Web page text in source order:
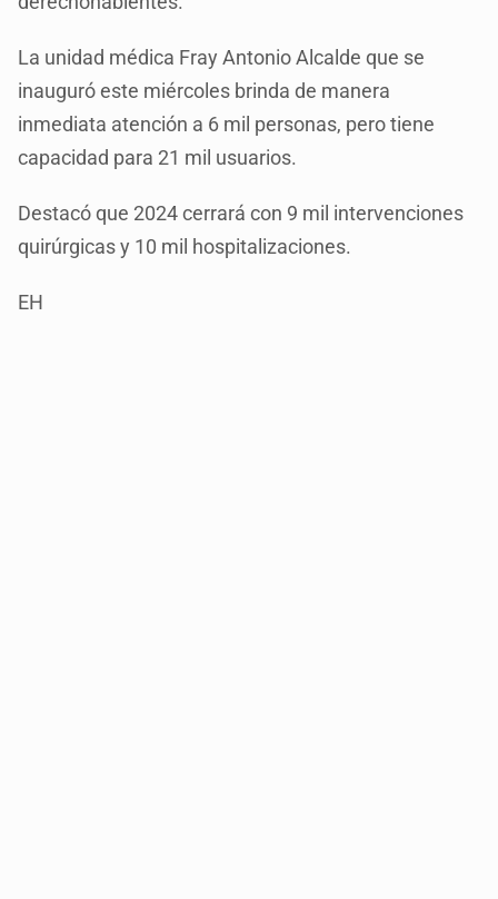
La unidad médica Fray Antonio Alcalde que se
inauguró este miércoles brinda de manera
inmediata atención a 6 mil personas, pero tiene
capacidad para 21 mil usuarios.
Destacó que 2024 cerrará con 9 mil intervenciones
quirúrgicas y 10 mil hospitalizaciones.
EH